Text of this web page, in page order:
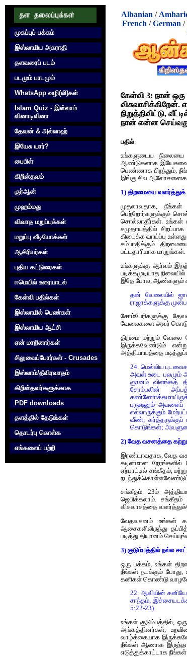
முகப்புப் பக்கம்
இஸ்லாமிய அகராதி
தளவரைப் படம்
படமும் பாடமும்
WhatsApp வழி(லி)கள்
Islam Quiz - இஸ்லாம்
வினாடிவினா
தேவன் & அல்லாஹ்
இயேசு யார்?
பைபிள்
கிறிஸ்தவம்
குர்‍ஆன்
முஹம்மது
விவாத மறுப்புக்கள்
மறுப்பு வீடியோக்கள்
ஆசிரியர்கள்
புதிய கட்டுரைகள்
ஈமெயில் உரையாடல்
கேள்வி பதில்கள்
இஸ்லாமில் பெண்கள்
இஸ்லாமிய ஆட்சி
ஏன் மாறினார்கள்
சிலுவைப்போர்கள் - Crusades
இஸ்லாம்/தீவிரவாதம்
கிறிஸ்தவர்களுக்காக‌
PDF downloads
தளத்தில் தேடுங்கள்
தொடர்பு கொள்க‌
எங்களைப் பற்றி
Albanian /
French /German /
கேள்வி 3: நான்
நிறுத்திவிட்டு,
நான் என்ன
பதில்:
உங்களுடைய நிலையை
ஆண்டுகளாக இயேசுவை
பெண்ணாக பிறந்தும்,
இங்கு சில
1) திறமையை
முதலாவதாக,
பெற்றோர்களுக்குச்
சொல்லாதீர்கள். உங்கள்
சமுதாயத்தில்
கிடைக்க வாய்ப்பு
சம்பாதிக்கும்
பட்டதாரியாக மாறுங்கள்.
உங்களுக்கு ஆர்வம்
படிக்கமுடியாத
இதே போல, ஆண்களும்
தன் வேலையில்
ராஜாக்களுக்கு
சோம்பேரிகளுக்கு
வேலைகளை அவர்
திறமை மற்றும் வேலை
இருக்கவேண்டும்
அத்தியாயத்தை
24. மெல்லிய
அவள் உடை பலமும்
ஞானம் விளங்கத்
சோம்பலின்
புருஷனும்
எல்லாருக்கும்
வீண்; கர்த்தருக்குப்
கொடுங்கள்;
2) வேத வசனத்தை
இரண்டாவதாக, வேத
கடினமான நேரங்களில்
ஏற்பாட்டில் சங்கீதம்,
சங்கீதம் 23ம்
ஜெபிக்கலாம். சங்கீதம்
விசுவாசத்தை
வேதவசனம் உங்கள்
ஆசைகளிலிருந்து
படித்து தியானம்
3) குடும்பத்தில் நல்ல
ஒரு பக்கம், உங்கள்
நீங்கள் நடக்கும்
கனிகள் கொண்டு
22. ஆவியின்
சாந்தம்,
5:22-23)
உங்கள் குடும்பத்தில்,
அங்கத்தினர்கள்,
வாழ்க்கையாக
நீங்கள் ஆணாக
எடுத்துக்காட்டாக